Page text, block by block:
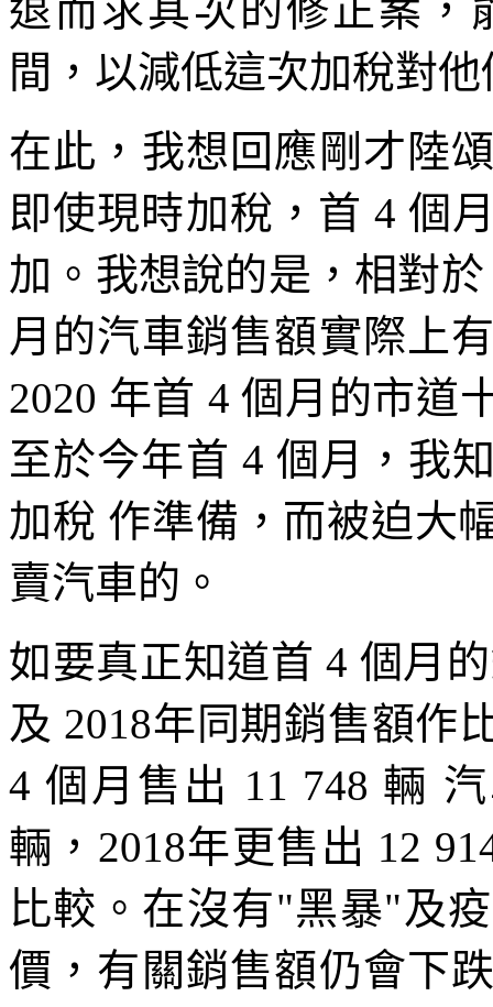
退而求其次的修正案，
間，以減低這次加稅對
在此，我想回應剛才陸
即使現時加稅，首 4 個
加。我想說的是，相對
月的汽車銷售額實際上
2020 年首 4 個月的市道
至於今年首 4 個月，我
加稅 作準備，而被迫大
賣汽車的。
如要真正知道首 4 個月
及 2018年同期銷售額作
4 個月售出 11 748 輛
輛，2018年更售出 12
比較。在沒有"黑暴"及
價，有關銷售額仍會下